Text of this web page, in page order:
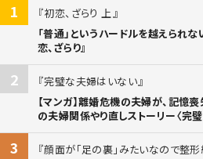
1
初恋、ざらり 上
「普通」というハードルを越えられ
恋、ざらり』
2
完璧な夫婦はいない
【マンガ】離婚危機の夫婦が、記憶
の夫婦関係やり直しストーリー〈完
3
顔面が「足の裏」みたいなので整